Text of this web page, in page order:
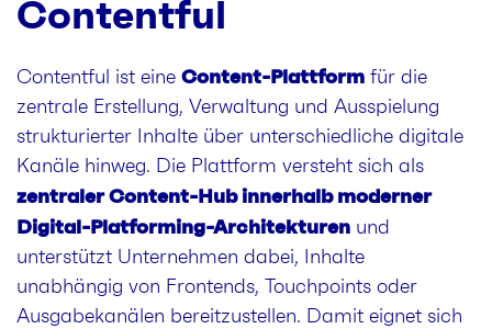
Contentful
Contentful ist eine Content-Plattform für die
zentrale Erstellung, Verwaltung und Ausspielung
strukturierter Inhalte über unterschiedliche digitale
Kanäle hinweg. Die Plattform versteht sich als
zentraler Content-Hub innerhalb moderner
Digital-Platforming-Architekturen und
unterstützt Unternehmen dabei, Inhalte
unabhängig von Frontends, Touchpoints oder
Ausgabekanälen bereitzustellen. Damit eignet sich